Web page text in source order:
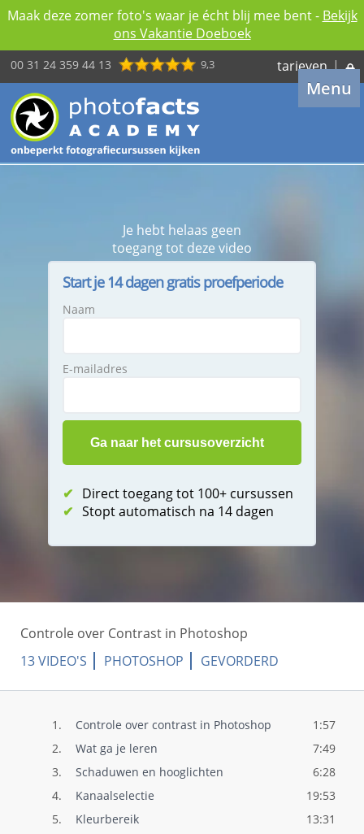
Maak deze zomer foto's waar je écht blij mee bent - Bekijk
ons Vakantie Doeboek
00 31 24 359 44 13 9,3 tarieven |
Menu
Je hebt helaas geen
toegang tot deze video
Start je 14 dagen gratis proefperiode
Naam
E-mailadres
✔ Direct toegang tot 100+ cursussen
✔ Stopt automatisch na 14 dagen
Controle over Contrast in Photoshop
13 VIDEO'S
PHOTOSHOP GEVORDERD
1. Controle over contrast in Photoshop
1:57
2.
Wat ga je leren
7:49
3.
Schaduwen en hooglichten
6:28
4.
Kanaalselectie
19:53
5.
Kleurbereik
13:31